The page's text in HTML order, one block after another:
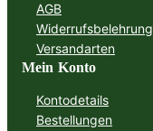
AGB
Widerrufsbelehrung
Versandarten
Mein Konto
Kontodetails
Bestellungen